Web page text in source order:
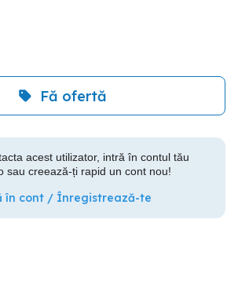
Fă ofertă
acest utilizator, intră în contul tău
sau creează-ți rapid un cont nou!
în cont / Înregistrează-te